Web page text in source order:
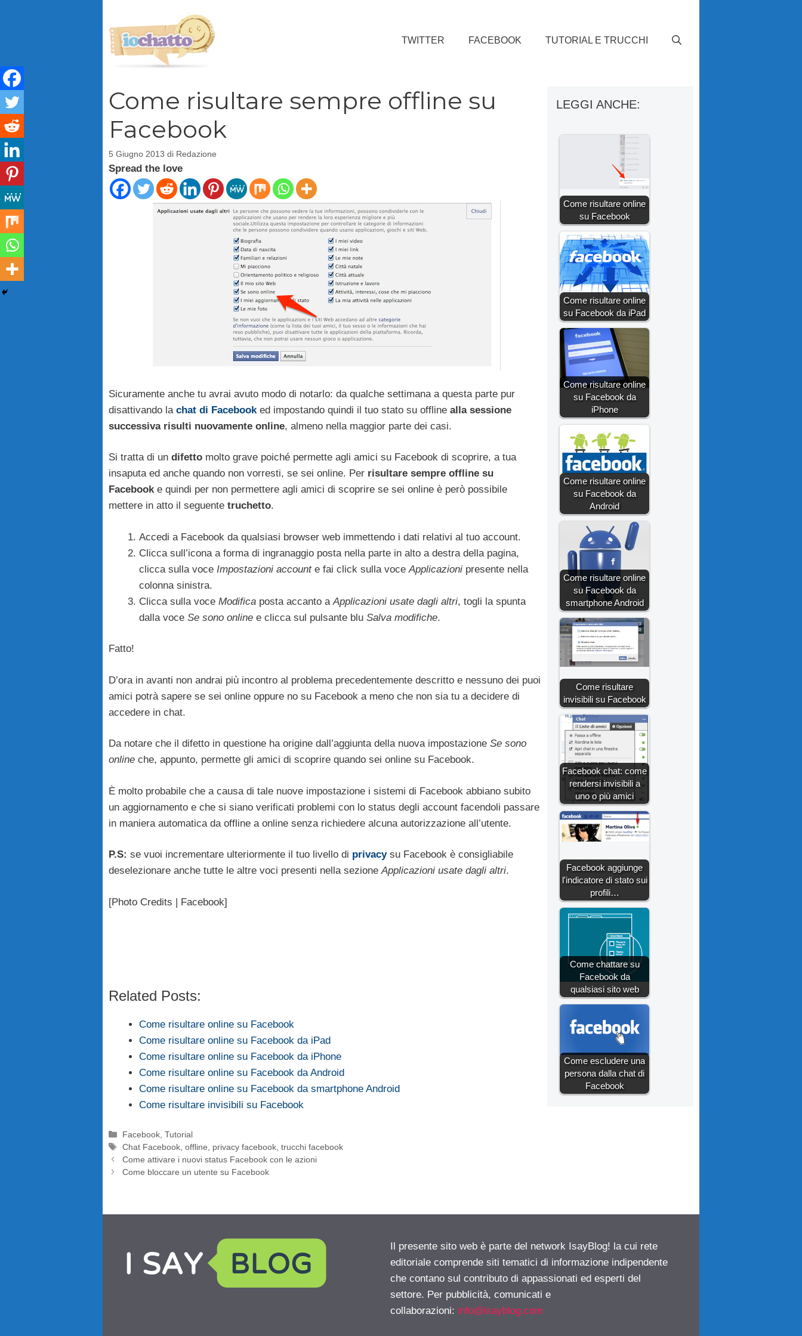
TWITTER FACEBOOK TUTORIAL E TRUCCHI
Come risultare sempre offline su
Facebook
5 Giugno 2013 di Redazione
Spread the love
Sicuramente anche tu avrai avuto modo di notarlo: da qualche settimana a questa parte pur
disattivando la chat di Facebooked impostando quindi il tuo stato su offline alla sessione
successiva risulti nuovamente online, almeno nella maggior parte dei casi.
Si tratta di un difetto molto grave poiché permette agli amici su Facebook di scoprire, a tua
insaputa ed anche quando non vorresti, se sei online. Per risultare sempre offline su
Facebooke quindi per non permettere agli amici di scoprire se sei online è però possibile
mettere in atto il seguente truchetto.
Accedi a Facebook da qualsiasi browser web immettendo i dati relativi al tuo account.
Clicca sull’icona a forma di ingranaggio posta nella parte in alto a destra della pagina,
clicca sulla voce Impostazioni accounte fai click sulla voceApplicazioni presente nella
colonna sinistra.
Clicca sulla voce Modifica posta accanto aApplicazioni usate dagli altri, togli la spunta
dalla voce Se sono online e clicca sul pulsante blu Salva modifiche.
Fatto!
D’ora in avanti non andrai più incontro al problema precedentemente descritto e nessuno dei puoi
amici potrà sapere se sei online oppure no su Facebook a meno che non sia tu a decidere di
accedere in chat.
Da notare che il difetto in questione ha origine dall’aggiunta della nuova impostazione Se sono
online che, appunto, permette gli amici di scoprire quando sei online su Facebook.
È molto probabile che a causa di tale nuove impostazione i sistemi di Facebook abbiano subito
un aggiornamento e che si siano verificati problemi con lo status degli account facendoli passare
in maniera automatica da offline a online senza richiedere alcuna autorizzazione all’utente.
P.S: se vuoi incrementare ulteriormente il tuo livello di privacysu Facebook è consigliabile
deselezionare anche tutte le altre voci presenti nella sezioneApplicazioni usate dagli altri.
[Photo Credits | Facebook]
Related Posts:
Come risultare online su Facebook
Come risultare online su Facebook da iPad
Come risultare online su Facebook da iPhone
Come risultare online su Facebook da Android
Come risultare online su Facebook da smartphone Android
Come risultare invisibili su Facebook
Categorie
Facebook ,Tutorial
Tag
Chat Facebook ,offline privacy facebook ,trucchi facebook
Come attivare i nuovi status Facebook con le azioni
Come bloccare un utente su Facebook
LEGGI ANCHE:
Come risultare online
su Facebook
Come risultare online
su Facebook da iPad
Come risultare online
su Facebook da
iPhone
Come risultare online
su Facebook da
Android
Come risultare online
su Facebook da
smartphone Android
Come risultare
invisibili su Facebook
Facebook chat: come
rendersi invisibili a
uno o più amici
Facebook aggiunge
l'indicatore di stato sui
profili…
Come chattare su
Facebook da
qualsiasi sito web
Come escludere una
persona dalla chat di
Facebook
Il presente sito web è parte del network IsayBlog! la cui rete
editoriale comprende siti tematici di informazione indipendente
che contano sul contributo di appassionati ed esperti del
settore. Per pubblicità, comunicati e
collaborazioni: info@isayblog.com